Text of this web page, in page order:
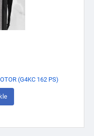
(G4KC 162 PS)